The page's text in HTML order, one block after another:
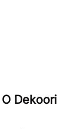
O Dekoori